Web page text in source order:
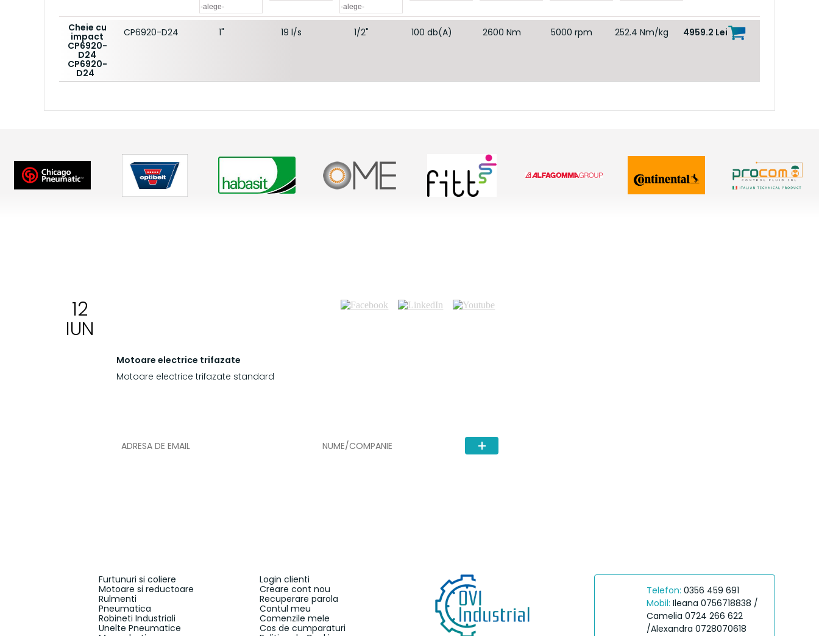
Cheie cu
impact
CP6920-
D24
CP6920-
D24
CP6920-D24 1" 19 l/s 1/2" 100 db(A) 2600 Nm 5000 rpm 252.4 Nm/kg 4959.2 Lei
12
IUN
Motoare electrice trifazate
Motoare electrice trifazate standard
Furtunuri si coliere
Motoare si reductoare
Rulmenti
Pneumatica
Robineti Industriali
Unelte Pneumatice
Login clienti
Creare cont nou
Recuperare parola
Contul meu
Comenzile mele
Cos de cumparaturi
Telefon: 0356 459 691
Mobil: Ileana 0756718838 /
Camelia 0724 266 622
/Alexandra 0728070618